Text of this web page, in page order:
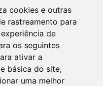
cookies e outras
rastreamento para
de
os seguintes
ativar a
básica do site,
uma melhor